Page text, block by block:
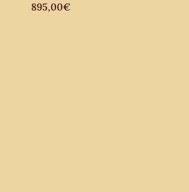
895,00€